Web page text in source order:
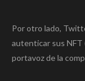
Por otro lado,
autenticar sus NFT
portavoz de la